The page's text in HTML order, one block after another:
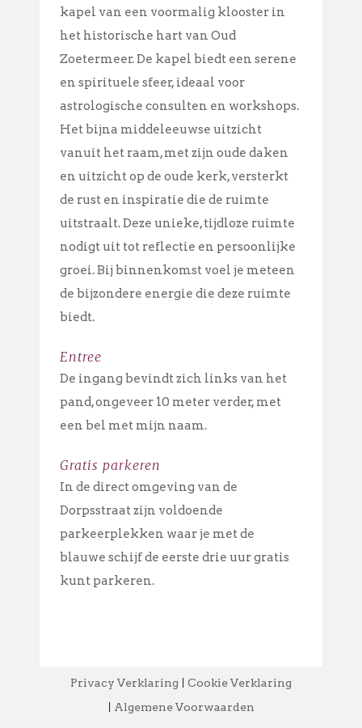
kapel van een voormalig klooster in
het historische hart van Oud
Zoetermeer. De kapel biedt een serene
en spirituele sfeer, ideaal voor
astrologische consulten en workshops.
Het bijna middeleeuwse uitzicht
vanuit het raam, met zijn oude daken
en uitzicht op de oude kerk, versterkt
de rust en inspiratie die de ruimte
uitstraalt. Deze unieke, tijdloze ruimte
nodigt uit tot reflectie en persoonlijke
groei. Bij binnenkomst voel je meteen
de bijzondere energie die deze ruimte
biedt.
Entree
De ingang bevindt zich links van het
pand, ongeveer 10 meter verder, met
een bel met mijn naam.
Gratis parkeren
In de direct omgeving van de
Dorpsstraat zijn voldoende
parkeerplekken waar je met de
blauwe schijf de eerste drie uur gratis
kunt parkeren.
Privacy Verklaring Cookie Verklaring
Algemene Voorwaarden